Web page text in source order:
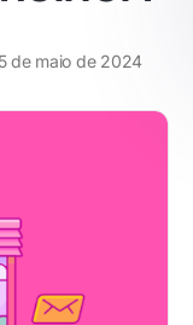
de maio de 2024